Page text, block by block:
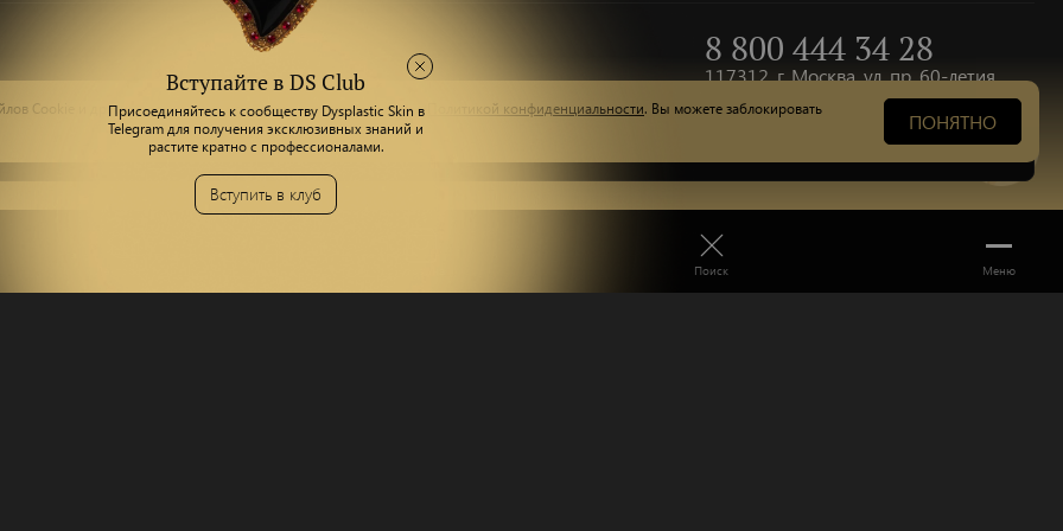
Меню
Поиск
Правовая информация
Публичная оферта
8 800 444 34 28
117312, г. Москва, ул. пр. 60-летия
Пишите
Атагишиева
Научный руководитель DS
Сookie и других пользовательских данных, в соответствии с Политикой конфиденциальности. Вы можете заблокировать
ПОНЯТНО
Вступайте в DS Club
Присоединяйтесь к сообществу Dysplastic Skin в
Telegram для получения эксклюзивных знаний и
растите кратно с профессионалами.
Вступить в клуб